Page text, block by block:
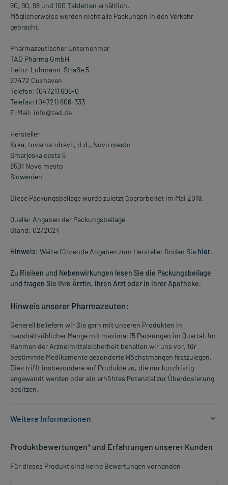
60, 90, 98 und 100 Tabletten erhältlich.
Möglicherweise werden nicht alle Packungen in den Verkehr
gebracht.
Pharmazeutischer Unternehmer
TAD Pharma GmbH
Heinz-Lohmann-Straße 5
27472 Cuxhaven
Telefon: (04721) 606-0
Telefax: (04721) 606-333
E-Mail: info@tad.de
Hersteller
Krka, tovarna zdravil, d.d., Novo mesto
Smarjeska cesta 6
8501 Novo mesto
Slowenien
Diese Packungsbeilage wurde zuletzt überarbeitet im Mai 2019.
Quelle: Angaben der Packungsbeilage
Stand: 02/2024
Hinweis: Weiterführende Angaben zum Hersteller finden Sie hier.
Zu Risiken und Nebenwirkungen lesen Sie die Packungsbeilage
und fragen Sie Ihre Ärztin, Ihren Arzt oder in Ihrer Apotheke.
Hinweis unserer Pharmazeuten:
Generell beliefern wir Sie gern mit unseren Produkten in
haushaltsüblicher Menge mit maximal 15 Packungen im Quartal. Im
Rahmen der Arzneimittelsicherheit behalten wir uns vor, für
bestimmte Medikamente gesonderte Höchstmengen festzulegen.
Dies trifft insbesondere auf Produkte zu, die nur kurzfristig
angewandt werden oder ein erhöhtes Potenzial zur Überdosierung
besitzen.
Weitere Informationen
- Allergischer Schnupfen, z.B. Heuschnupfen
Produktbewertungen* und Erfahrungen unserer Kunden
Für dieses Produkt sind keine Bewertungen vorhanden